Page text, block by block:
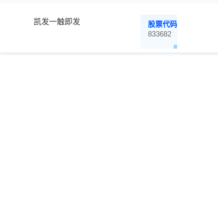
凯发一触即发
股票代码
833682